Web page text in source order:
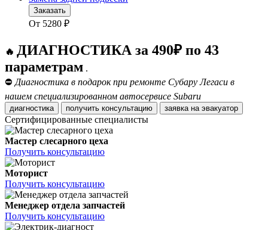
Заказать
От 5280 ₽
🔥 ДИАГНОСТИКА за 490₽ по 43
параметрам .
⛔ Диагностика в подарок при ремонте Субару Легаси в
нашем специализированном автосервисе Subaru
диагностика получить консультацию заявка на эвакуатор
Сертифицированные специалисты
Мастер слесарного цеха
Получить консультацию
Моторист
Получить консультацию
Менеджер отдела запчастей
Получить консультацию